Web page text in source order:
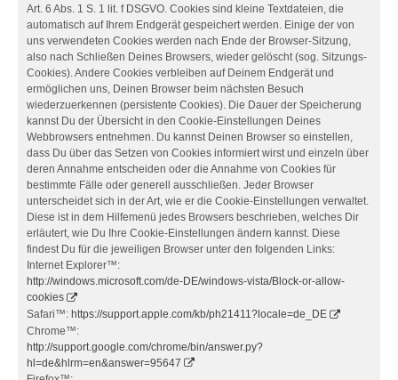
Art. 6 Abs. 1 S. 1 lit. f DSGVO. Cookies sind kleine Textdateien, die
automatisch auf Ihrem Endgerät gespeichert werden. Einige der von
uns verwendeten Cookies werden nach Ende der Browser-Sitzung,
also nach Schließen Deines Browsers, wieder gelöscht (sog. Sitzungs-
Cookies). Andere Cookies verbleiben auf Deinem Endgerät und
ermöglichen uns, Deinen Browser beim nächsten Besuch
wiederzuerkennen (persistente Cookies). Die Dauer der Speicherung
kannst Du der Übersicht in den Cookie-Einstellungen Deines
Webbrowsers entnehmen. Du kannst Deinen Browser so einstellen,
dass Du über das Setzen von Cookies informiert wirst und einzeln über
deren Annahme entscheiden oder die Annahme von Cookies für
bestimmte Fälle oder generell ausschließen. Jeder Browser
unterscheidet sich in der Art, wie er die Cookie-Einstellungen verwaltet.
Diese ist in dem Hilfemenü jedes Browsers beschrieben, welches Dir
erläutert, wie Du Ihre Cookie-Einstellungen ändern kannst. Diese
findest Du für die jeweiligen Browser unter den folgenden Links:
Internet Explorer™:
http://windows.microsoft.com/de-DE/windows-vista/Block-or-allow-
cookies
Safari™: https://support.apple.com/kb/ph21411?locale=de_DE
Chrome™:
http://support.google.com/chrome/bin/answer.py?
hl=de&hlrm=en&answer=95647